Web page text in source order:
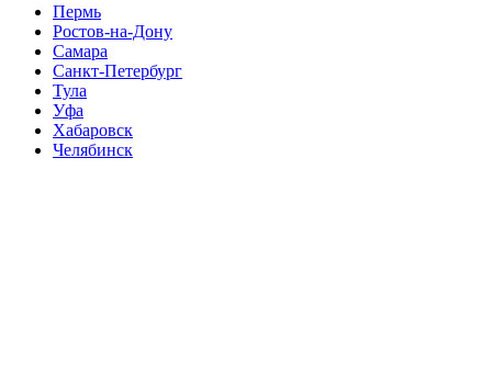
Пермь
Ростов-на-Дону
Самара
Санкт-Петербург
Тула
Уфа
Хабаровск
Челябинск